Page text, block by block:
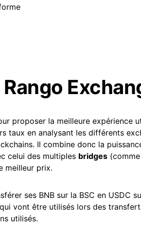
proposer la meilleure expérience
taux en analysant les différents
Il combine donc la
celui des multiples bridges
meilleur prix.
ses BNB sur la BSC en USDC
qui vont être utilisés lors des
utilisés.